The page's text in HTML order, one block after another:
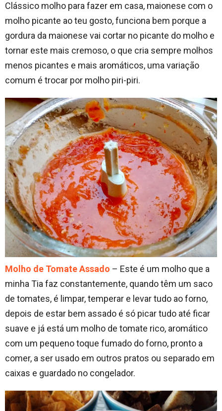
Clássico molho para fazer em casa, maionese com o
molho picante ao teu gosto, funciona bem porque a
gordura da maionese vai cortar no picante do molho e
tornar este mais cremoso, o que cria sempre molhos
menos picantes e mais aromáticos, uma variação
comum é trocar por molho piri-piri.
Molho de Tomate Assado – Este é um molho que a
minha Tia faz constantemente, quando têm um saco
de tomates, é limpar, temperar e levar tudo ao forno,
depois de estar bem assado é só picar tudo até ficar
suave e já está um molho de tomate rico, aromático
com um pequeno toque fumado do forno, pronto a
comer, a ser usado em outros pratos ou separado em
caixas e guardado no congelador.